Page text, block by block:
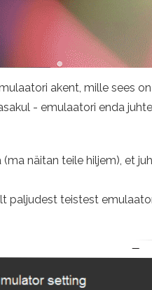
akent, mille sees
- emulaatori enda
näitan teile hiljem), et
paljudest teistest